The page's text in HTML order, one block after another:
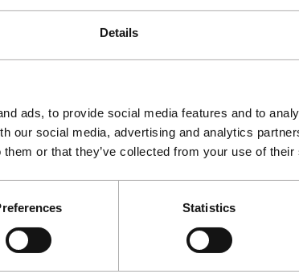
Details
ads, to provide social media features and to
our social media, advertising and analytics
or that they’ve collected from your use of
Statistics